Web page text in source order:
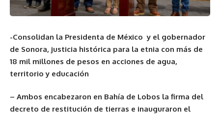
-Consolidan la Presidenta de México y el gobernador
de Sonora, justicia histórica para la etnia con más de
18 mil millones de pesos en acciones de agua,
territorio y educación
– Ambos encabezaron en Bahía de Lobos la firma del
decreto de restitución de tierras e inauguraron el